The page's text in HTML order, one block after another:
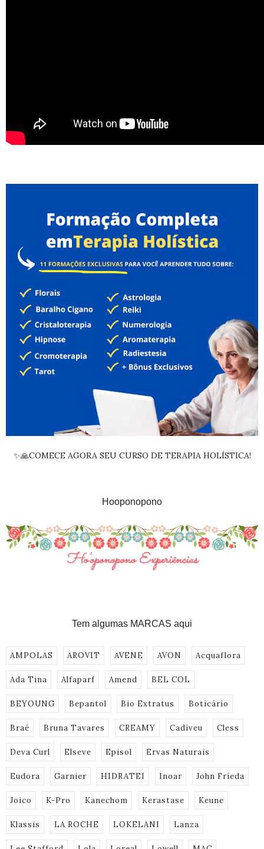
✨🙏COMECE AGORA SEU CURSO DE TERAPIA HOLÍSTICA!
Hooponopono
Tem algumas MARCAS aqui
AMPOLAS AROVIT AVENE AVON Acquaflora
Ada Tina Alfaparf Amend BEL COL
BEYOUNG Bepantol Bio Extratus Boticário
Braé Bruna Tavares CREAMY Cadiveu Cless
Deva Curl Elseve Episol Ervas Naturais
Eudora Garnier HIDRATEI Inoar John Frieda
Joico K-Pro Kanechom Kerastase Keune
Klassis LA ROCHE LOKELANI Lanza